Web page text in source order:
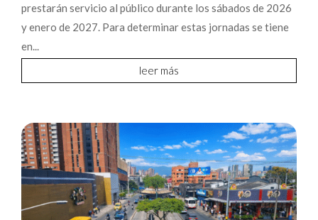
prestarán servicio al público durante los sábados de 2026
y enero de 2027. Para determinar estas jornadas se tiene
en...
leer más